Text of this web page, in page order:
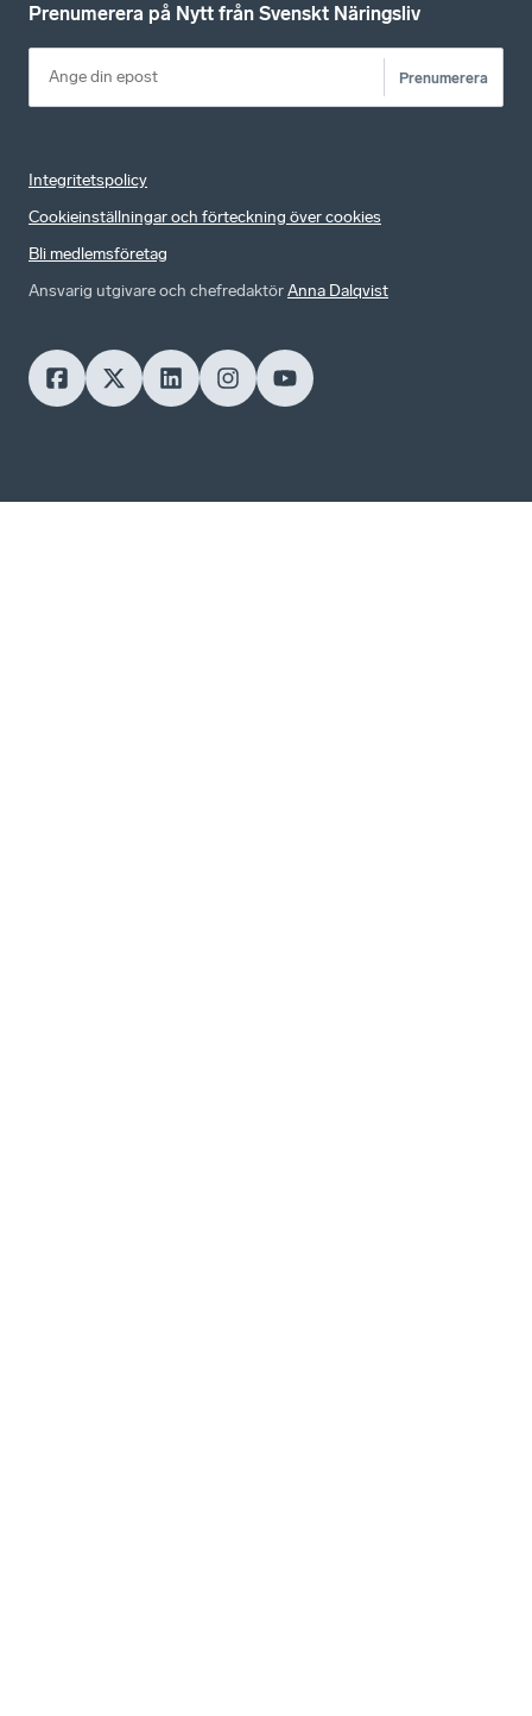
Prenumerera på Nytt från Svenskt Näringsliv
Prenumerera
Integritetspolicy
Cookieinställningar och förteckning över cookies
Bli medlemsföretag
Ansvarig utgivare och chefredaktörAnna Dalqvist